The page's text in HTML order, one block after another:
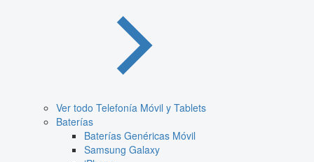
Ver todo Telefonía Móvil y Tablets
Baterías
Baterías Genéricas Móvil
Samsung Galaxy